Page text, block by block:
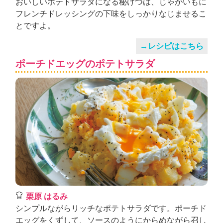
フレンチドレッシングの下味をしっかりなじませるこ
とですよ。
→レシピはこちら
ポーチドエッグのポテトサラダ
栗原 はるみ
シンプルながらリッチなポテトサラダです。ポーチド
エッグをくずして、ソースのようにからめながら召し